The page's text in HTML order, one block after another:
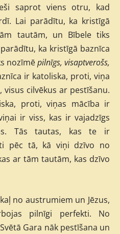
saprot viens otru, kad
Lai parādītu, ka kristīgā
tautām, un Bībele tiks
ka kristīgā baznīca
nozīmēpilnīgs, visaptverošs,
ir katoliska, proti, viņa
cilvēkus ar pestīšanu.
proti, viņas mācība ir
ir viss, kas ir vajadzīgs
Tās tautas, kas te ir
pēc tā, kā viņi dzīvo no
ar tām tautām, kas dzīvo
no austrumiem un Jēzus,
pilnīgi perfekti. No
Gara nāk pestīšana un